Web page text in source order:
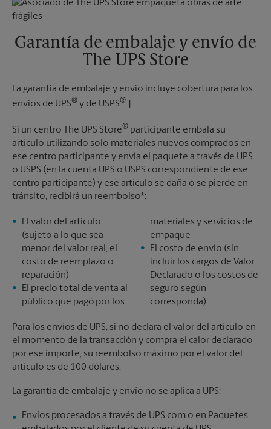
Viernes
6:30 PM
Sábado
Lunes
6:30 PM
6:30 PM
Garantía de embalaje y envío de
The UPS Store
La garantía de embalaje y envío incluye cobertura para los
envíos de UPS® y de USPS®.†
Si un centro The UPS Store® participante embala su
artículo utilizando solo materiales nuevos comprados en
ese centro participante y envía el paquete a través de UPS
o USPS (en la cuenta UPS o USPS correspondiente de ese
centro participante) y ese artículo se daña o se pierde en
tránsito, recibirá un reembolso*:
El valor del artículo
(sujeto a lo que sea
menor del valor real, el
costo de reemplazo o
reparación)
El precio total de venta al
público que pagó por los
materiales y servicios de
empaque
El costo de envío (sin
incluir los cargos de Valor
Declarado o los costos de
seguro según
corresponda).
Para los envíos de UPS, si no declara el valor del artículo en
el momento de la transacción y compra el calor declarado
por ese importe, su reembolso máximo por el valor del
artículo es de 100 dólares.
La garantía de embalaje y envío no se aplica a UPS:
Envíos procesados a través de UPS.com o en Paquetes